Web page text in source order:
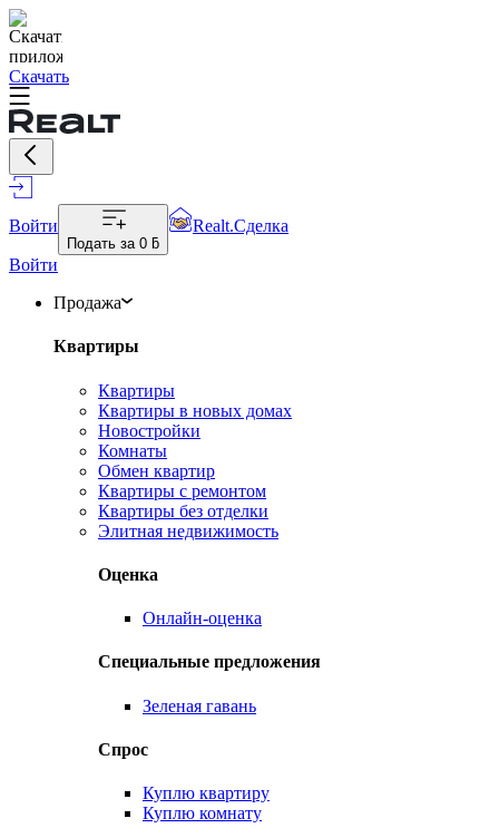
Скачать
Войти
Подать за 0 ƃ
Realt.Сделка
Войти
Продажа
Квартиры
Квартиры
Квартиры в новых домах
Новостройки
Комнаты
Обмен квартир
Квартиры с ремонтом
Квартиры без отделки
Элитная недвижимость
Оценка
Онлайн-оценка
Специальные предложения
Зеленая гавань
Спрос
Куплю квартиру
Куплю комнату